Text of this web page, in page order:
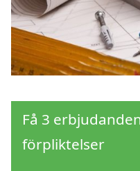
Få 3
förpliktelser